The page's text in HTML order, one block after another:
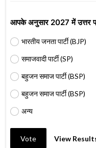
आपके अनुसार 2027 में उत्तर
भारतीय जनता पार्टी (BJP)
समाजवादी पार्टी (SP)
बहुजन समाज पार्टी (BSP)
बहुजन समाज पार्टी (BSP)
अन्य
Vote View